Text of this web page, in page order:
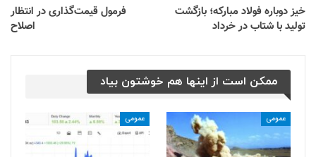
خیز دوباره فولاد مبارکه؛ بازگشت
تولید با شتاب در خرداد
فرمول قیمت‌گذاری در انتظار
اصلاح
ممکن است از اینها هم خوشتون بیاد
عمومی عمومی